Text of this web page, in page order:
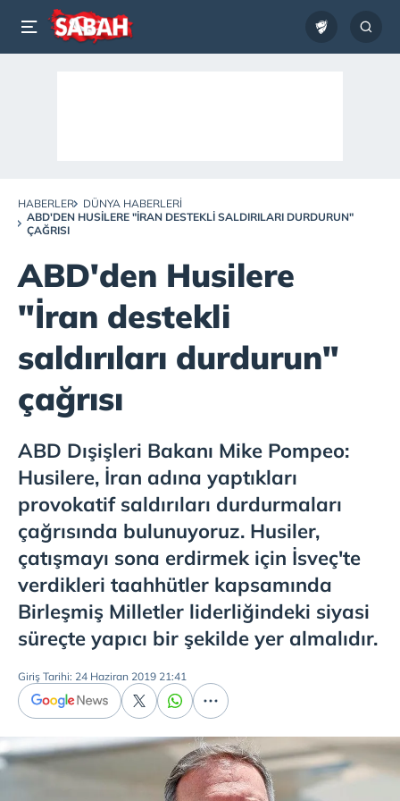
HABERLER
DÜNYA HABERLERI
ABD'DEN HUSILERE "İRAN DESTEKLI SALDIRILARI DURDURUN"
ÇAĞRISI
ABD'den Husilere
"İran destekli
saldırıları durdurun"
çağrısı
ABD Dışişleri Bakanı Mike Pompeo:
Husilere, İran adına yaptıkları
provokatif saldırıları durdurmaları
çağrısında bulunuyoruz. Husiler,
çatışmayı sona erdirmek için İsveç'te
verdikleri taahhütler kapsamında
Birleşmiş Milletler liderliğindeki siyasi
süreçte yapıcı bir şekilde yer almalıdır.
Giriş Tarihi: 24 Haziran 2019 21:41